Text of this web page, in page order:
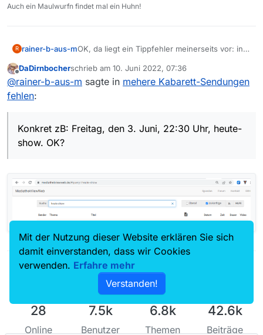
Auch ein Maulwurfn findet mal ein Huhn!
R rainer-b-aus-mOK, da liegt ein Tippfehler meinerseits vor: in
natürlich auch die Sendungen von Anfang Ju
2022… 'tschuldigung, bitte.
präzisieren.
Offline
DaDirnbocherschrieb am 10. Juni 2022, 07:36
zuletzt editiert von
@rainer-b-aus-m sagte in mehere Kabarett-Sendungen
fehlen:
Konkret zB: Freitag, den 3. Juni, 22:30 Uhr, heute-
show. OK?
28
Online
7.5k
Benutzer
6.8k
Themen
42.6k
Beiträge
Mit der Nutzung dieser Website erklären Sie sich
damit einverstanden, dass wir Cookies
verwenden. Erfahre mehr
Verstanden!